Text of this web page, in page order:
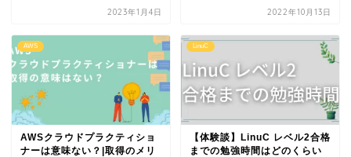
2023年1月4日 2022年10月13日
AWS
AWSクラウドプラクティショ
ナーは意味ない？|取得のメリ
LinuC
【体験談】LinuC レベル2合格
までの勉強時間はどのくらい